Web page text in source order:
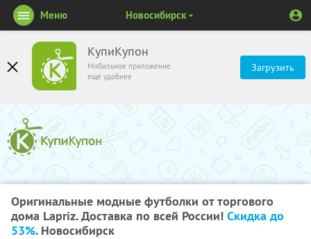
КупиКупон
Мобильное приложение
ещё удобнее
Загрузить
Меню Новосибирск
Оригинальные модные футболки от торгового
дома Lapriz. Доставка по всей России! Скидка до
53%. Новосибирск